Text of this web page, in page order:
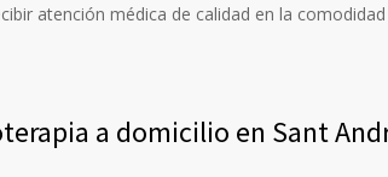
atención médica de calidad en la
a domicilio en Sant